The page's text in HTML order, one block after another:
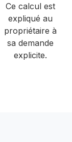
Ce calcul est
expliqué au
propriétaire à
sa demande
explicite.